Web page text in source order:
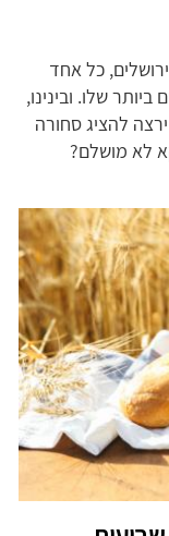
כל אחד
שלו. ובינינו,
להציג סחורה
לא מושלם?